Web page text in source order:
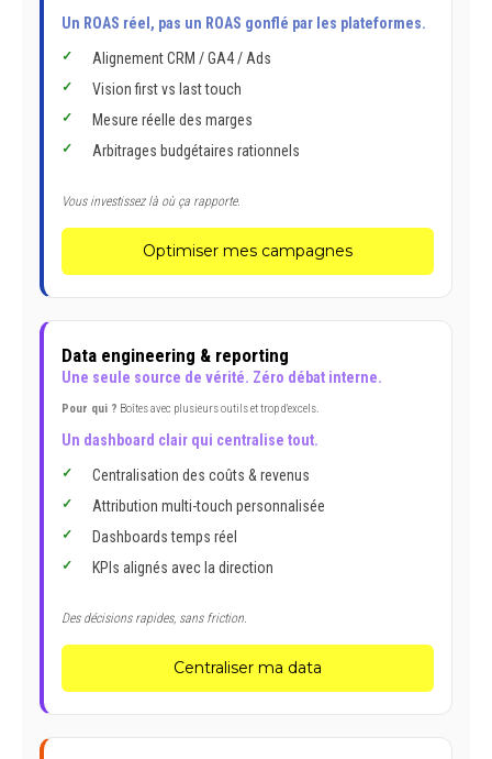
Un ROAS réel, pas un ROAS gonflé par les plateformes.
Alignement CRM / GA4 / Ads
Vision first vs last touch
Mesure réelle des marges
Arbitrages budgétaires rationnels
Vous investissez là où ça rapporte.
Optimiser mes campagnes
Data engineering & reporting
Une seule source de vérité. Zéro débat interne.
Pour qui ? Boîtes avec plusieurs outils et trop d'excels.
Un dashboard clair qui centralise tout.
Centralisation des coûts & revenus
Attribution multi-touch personnalisée
Dashboards temps réel
KPIs alignés avec la direction
Des décisions rapides, sans friction.
Centraliser ma data